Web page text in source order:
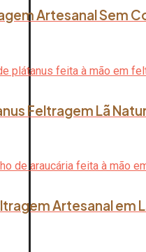
Artesanal Sem
Feltragem Lã
Artesanal em